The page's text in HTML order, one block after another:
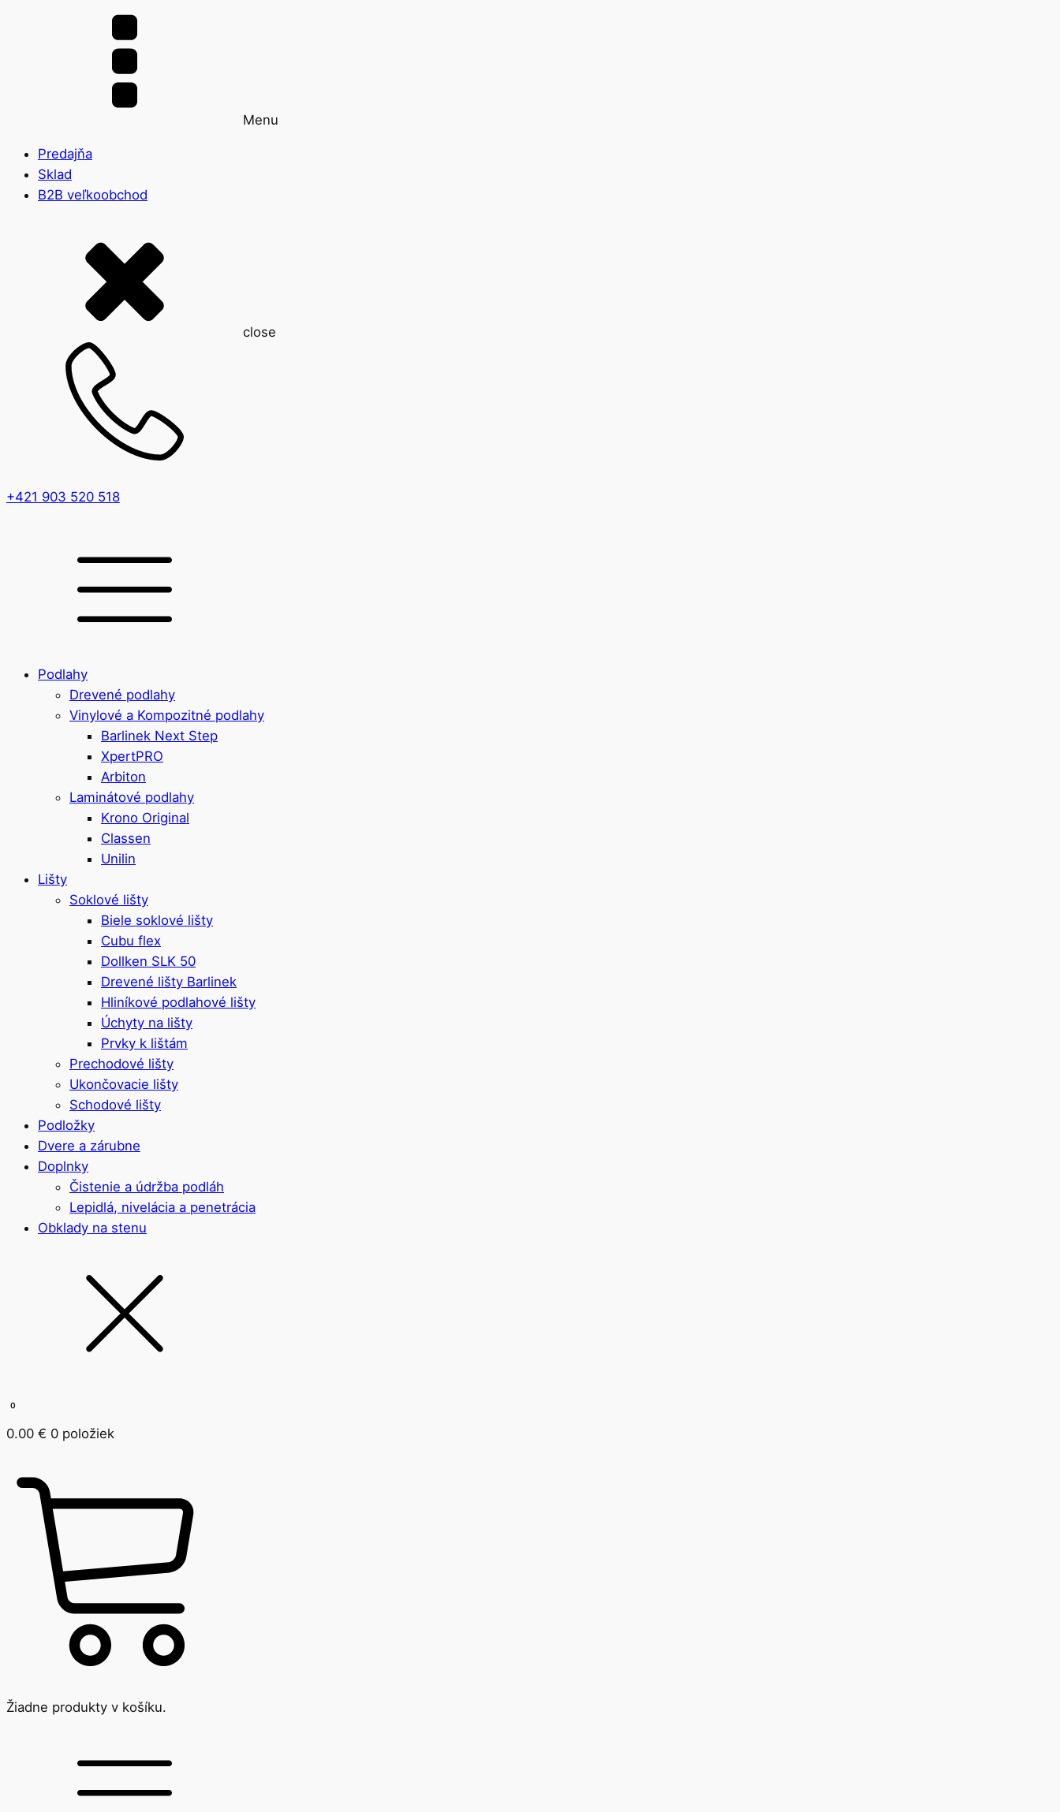
Menu
Predajňa
Sklad
B2B veľkoobchod
close
+421 903 520 518
Podlahy
Drevené podlahy
Vinylové a Kompozitné podlahy
Barlinek Next Step
XpertPRO
Arbiton
Laminátové podlahy
Krono Original
Classen
Unilin
Lišty
Soklové lišty
Biele soklové lišty
Cubu flex
Dollken SLK 50
Drevené lišty Barlinek
Hliníkové podlahové lišty
Úchyty na lišty
Prvky k lištám
Prechodové lišty
Ukončovacie lišty
Schodové lišty
Podložky
Dvere a zárubne
Doplnky
Čistenie a údržba podláh
Lepidlá, nivelácia a penetrácia
Obklady na stenu
0
0.00 € 0 položiek
Žiadne produkty v košíku.